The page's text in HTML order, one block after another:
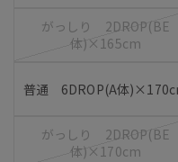
がっしり 2DROP(BE
体)×165cm
普通 6DROP(A体
がっしり 2DROP(BE
体)×170cm